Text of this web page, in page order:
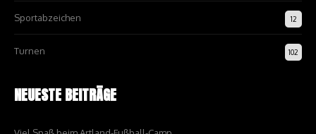
Sportabzeichen 12
Turnen 102
NEUESTE BEITRÄGE